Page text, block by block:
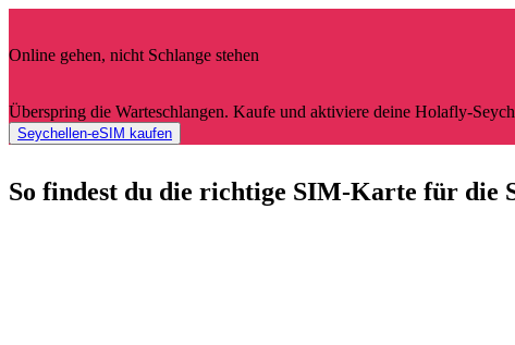
Online gehen, nicht Schlange stehen
Überspring die Warteschlangen. Kaufe und aktiviere deine Holafly-
Seychellen-eSIM kaufen
So findest du die richtige SIM-Karte für die